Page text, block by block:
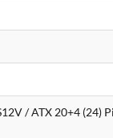
/ ATX 20+4 (24)